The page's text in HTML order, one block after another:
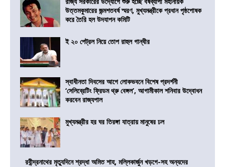
উত্তমকুমারের জন্মশতবর্ষ স্মরণ, মুখ্যমন্ত্রীকে প্রধান পৃষ্ঠপোষক
করে তৈরি হল উদযাপন কমিটি
ই ২০ পেট্রল নিয়ে তোপ রাহুল গান্ধীর
স্বাধীনতা দিবসের আগে লোকভবনে বিশেষ প্রদর্শনী
‘সেলিব্রেটিং ফ্রিডম থ্রু বেঙ্গল’, আগামীকাল শনিবার উদ্বোধন
করবেন রাজ্যপাল
মুখ্যমন্ত্রীর হর ঘর তিরঙ্গা যাত্রায় মানুষের ঢল
রবীন্দ্রনাথের মৃত্যুদিনে শ্রদ্ধা অমিত শাহ, মল্লিকার্জুন খড়গে-সহ অন্যদের